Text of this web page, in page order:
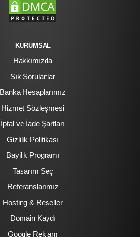
KURUMSAL
Hakkımızda
Sık Sorulanlar
Banka Hesaplarımız
Hizmet Sözleşmesi
İptal ve İade Şartları
Gizlilik Politikası
Bayilik Programı
Tasarım Seç
Referanslarımız
Hosting & Reseller
Domain Kaydı
Google Reklam